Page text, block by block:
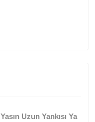
Uzun Yankısı Ya